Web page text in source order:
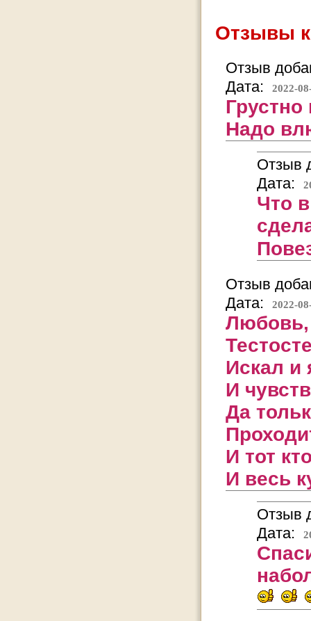
Отзывы
Отзыв
Дата:
2022-
Грустно
Надо
Отзыв
Дата:
Что
Отзыв
Дата:
2022-
Любовь,
Искал и
И
Да
И тот
И весь
Отзыв
Дата: